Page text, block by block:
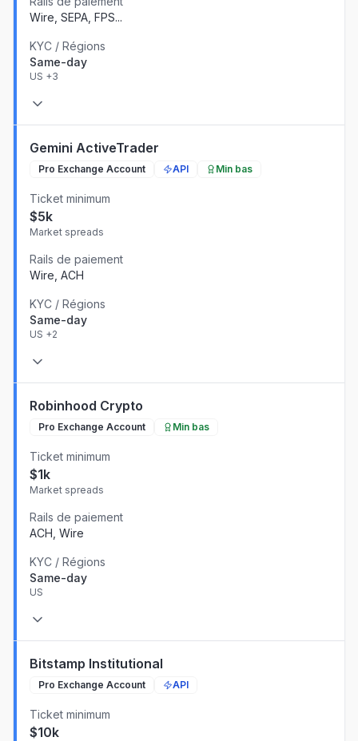
Wire, SEPA, FPS...
KYC / Régions
Same-day
US +3
Gemini ActiveTrader
Pro Exchange Account API Min bas
Ticket minimum
$5k
Market spreads
Rails de paiement
Wire, ACH
KYC / Régions
Same-day
US +2
Robinhood Crypto
Pro Exchange Account Min bas
Ticket minimum
$1k
Market spreads
Rails de paiement
ACH, Wire
KYC / Régions
Same-day
US
Bitstamp Institutional
Pro Exchange Account API
Ticket minimum
$10k